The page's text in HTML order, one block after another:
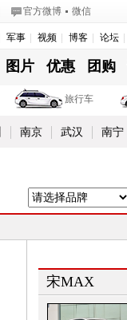
官方微博 微信
军事 视频 博客 论坛
图片 优惠 团购
旅行车
南京 武汉 南宁
宋MAX